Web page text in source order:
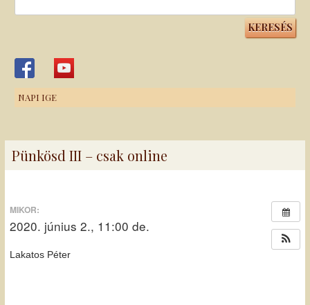
NAPI IGE
Pünkösd III – csak online
MIKOR:
2020. június 2., 11:00 de.
Lakatos Péter